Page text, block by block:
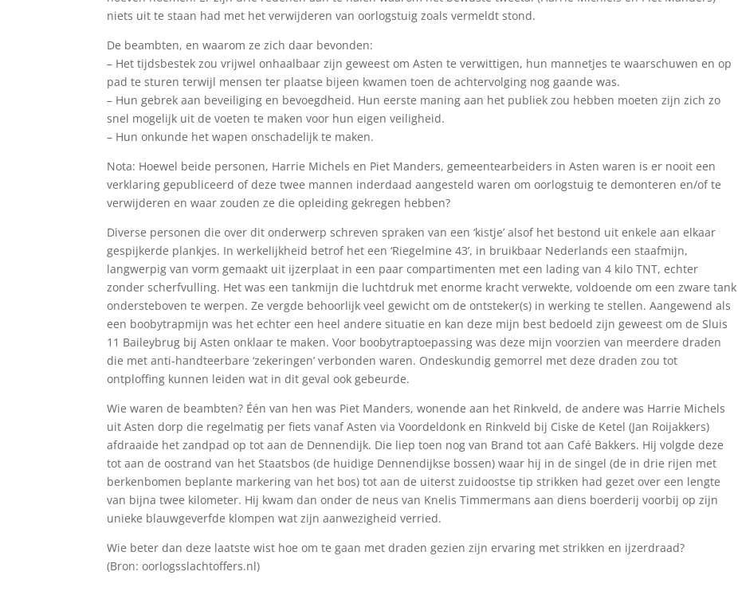
niets uit te staan had met het verwijderen van oorlogstuig zoals vermeldt stond.
De beambten, en waarom ze zich daar bevonden:
– Het tijdsbestek zou vrijwel onhaalbaar zijn geweest om Asten te verwittigen, hun mannetjes te waarschuwen en op
pad te sturen terwijl mensen ter plaatse bijeen kwamen toen de achtervolging nog gaande was.
– Hun gebrek aan beveiliging en bevoegdheid. Hun eerste maning aan het publiek zou hebben moeten zijn zich zo
snel mogelijk uit de voeten te maken voor hun eigen veiligheid.
– Hun onkunde het wapen onschadelijk te maken.
Nota: Hoewel beide personen, Harrie Michels en Piet Manders, gemeentearbeiders in Asten waren is er nooit een
verklaring gepubliceerd of deze twee mannen inderdaad aangesteld waren om oorlogstuig te demonteren en/of te
verwijderen en waar zouden ze die opleiding gekregen hebben?
Diverse personen die over dit onderwerp schreven spraken van een ‘kistje’ alsof het bestond uit enkele aan elkaar
gespijkerde plankjes. In werkelijkheid betrof het een ‘Riegelmine 43’, in bruikbaar Nederlands een staafmijn,
langwerpig van vorm gemaakt uit ijzerplaat in een paar compartimenten met een lading van 4 kilo TNT, echter
zonder scherfvulling. Het was een tankmijn die luchtdruk met enorme kracht verwekte, voldoende om een zware tank
ondersteboven te werpen. Ze vergde behoorlijk veel gewicht om de ontsteker(s) in werking te stellen. Aangewend als
een boobytrapmijn was het echter een heel andere situatie en kan deze mijn best bedoeld zijn geweest om de Sluis
11 Baileybrug bij Asten onklaar te maken. Voor boobytraptoepassing was deze mijn voorzien van meerdere draden
die met anti-handteerbare ‘zekeringen’ verbonden waren. Ondeskundig gemorrel met deze draden zou tot
ontploffing kunnen leiden wat in dit geval ook gebeurde.
Wie waren de beambten? Één van hen was Piet Manders, wonende aan het Rinkveld, de andere was Harrie Michels
uit Asten dorp die regelmatig per fiets vanaf Asten via Voordeldonk en Rinkveld bij Ciske de Ketel (Jan Roijakkers)
afdraaide het zandpad op tot aan de Dennendijk. Die liep toen nog van Brand tot aan Café Bakkers. Hij volgde deze
tot aan de oostrand van het Staatsbos (de huidige Dennendijkse bossen) waar hij in de singel (de in drie rijen met
berkenbomen beplante markering van het bos) tot aan de uiterst zuidoostse tip strikken had gezet over een lengte
van bijna twee kilometer. Hij kwam dan onder de neus van Knelis Timmermans aan diens boerderij voorbij op zijn
unieke blauwgeverfde klompen wat zijn aanwezigheid verried.
Wie beter dan deze laatste wist hoe om te gaan met draden gezien zijn ervaring met strikken en ijzerdraad?
(Bron: oorlogsslachtoffers.nl)